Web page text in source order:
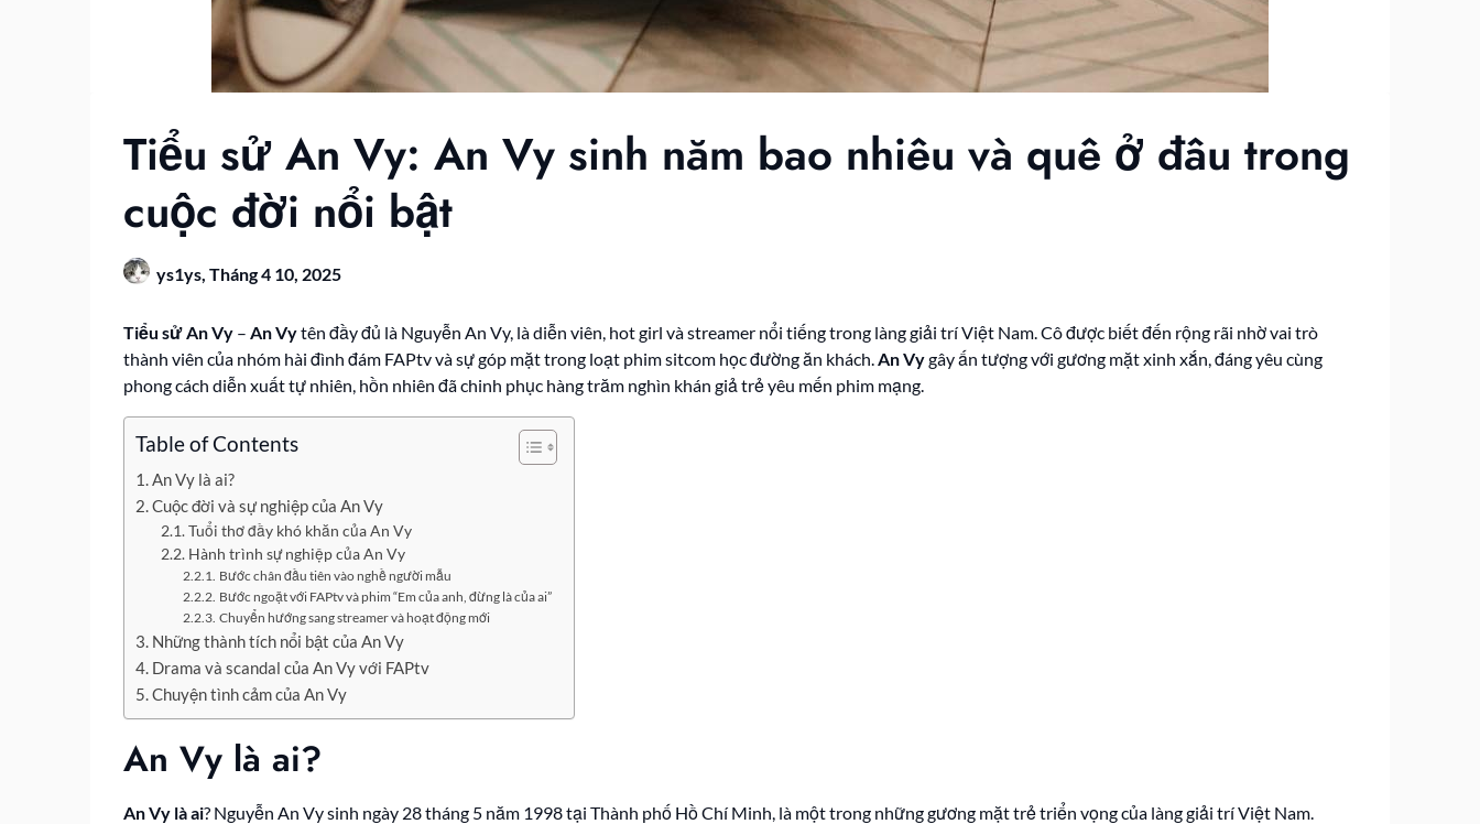
Tiểu sử An Vy: An Vy sinh năm bao nhiêu và quê ở đâu trong
cuộc đời nổi bật
ys1ys, Tháng 4 10, 2025
Tiểu sử An Vy – An Vytên đầy đủ là Nguyễn An Vy, là diễn viên, hot girl và streamer nổi tiếng trong làng giải trí Việt Nam. Cô được biết đến rộng rãi nhờ vai trò
thành viên của nhóm hài đình đám FAPtv và sự góp mặt trong loạt phim sitcom học đường ăn khách.An Vygây ấn tượng với gương mặt xinh xắn, đáng yêu cùng
phong cách diễn xuất tự nhiên, hồn nhiên đã chinh phục hàng trăm nghìn khán giả trẻ yêu mến phim mạng.
Table of Contents
An Vy là ai?
Cuộc đời và sự nghiệp của An Vy
Tuổi thơ đầy khó khăn của An Vy
Hành trình sự nghiệp của An Vy
Bước chân đầu tiên vào nghề người mẫu
Bước ngoặt với FAPtv và phim “Em của anh, đừng là của ai”
Chuyển hướng sang streamer và hoạt động mới
Những thành tích nổi bật của An Vy
Drama và scandal của An Vy với FAPtv
Chuyện tình cảm của An Vy
An Vy là ai?
An Vy là ai? Nguyễn An Vy sinh ngày 28 tháng 5 năm 1998 tại Thành phố Hồ Chí Minh, là một trong những gương mặt trẻ triển vọng của làng giải trí Việt Nam.